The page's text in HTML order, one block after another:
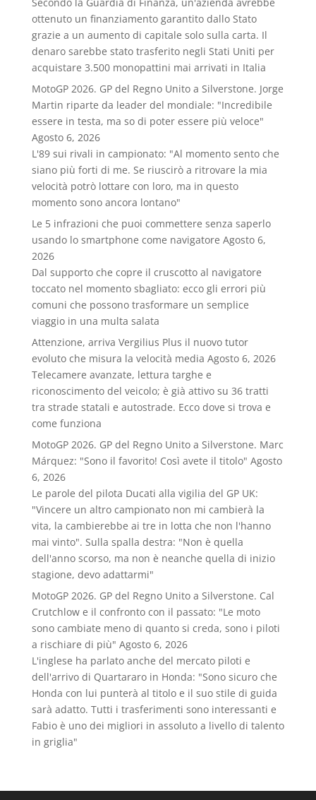
ottenuto un finanziamento garantito dallo Stato
grazie a un aumento di capitale solo sulla carta. Il
denaro sarebbe stato trasferito negli Stati Uniti per
acquistare 3.500 monopattini mai arrivati in Italia
MotoGP 2026. GP del Regno Unito a Silverstone. Jorge
Martin riparte da leader del mondiale: "Incredibile
essere in testa, ma so di poter essere più veloce"
Agosto 6, 2026
L'89 sui rivali in campionato: "Al momento sento che
siano più forti di me. Se riuscirò a ritrovare la mia
velocità potrò lottare con loro, ma in questo
momento sono ancora lontano"
Le 5 infrazioni che puoi commettere senza saperlo
usando lo smartphone come navigatore Agosto 6,
2026
Dal supporto che copre il cruscotto al navigatore
toccato nel momento sbagliato: ecco gli errori più
comuni che possono trasformare un semplice
viaggio in una multa salata
Attenzione, arriva Vergilius Plus il nuovo tutor
evoluto che misura la velocità media Agosto 6, 2026
Telecamere avanzate, lettura targhe e
riconoscimento del veicolo; è già attivo su 36 tratti
tra strade statali e autostrade. Ecco dove si trova e
come funziona
MotoGP 2026. GP del Regno Unito a Silverstone. Marc
Márquez: "Sono il favorito! Così avete il titolo" Agosto
6, 2026
Le parole del pilota Ducati alla vigilia del GP UK:
"Vincere un altro campionato non mi cambierà la
vita, la cambierebbe ai tre in lotta che non l'hanno
mai vinto". Sulla spalla destra: "Non è quella
dell'anno scorso, ma non è neanche quella di inizio
stagione, devo adattarmi"
MotoGP 2026. GP del Regno Unito a Silverstone. Cal
Crutchlow e il confronto con il passato: "Le moto
sono cambiate meno di quanto si creda, sono i piloti
a rischiare di più" Agosto 6, 2026
L'inglese ha parlato anche del mercato piloti e
dell'arrivo di Quartararo in Honda: "Sono sicuro che
Honda con lui punterà al titolo e il suo stile di guida
sarà adatto. Tutti i trasferimenti sono interessanti e
Fabio è uno dei migliori in assoluto a livello di talento
in griglia"